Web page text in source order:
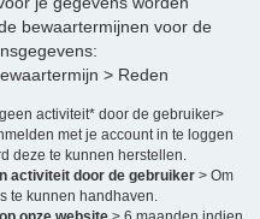
bewaartermijnen voor de
> Reden
activiteit* door de gebruiker>
met je account in te loggen
deze te kunnen herstellen.
activiteit door de gebruiker > Om
te kunnen handhaven.